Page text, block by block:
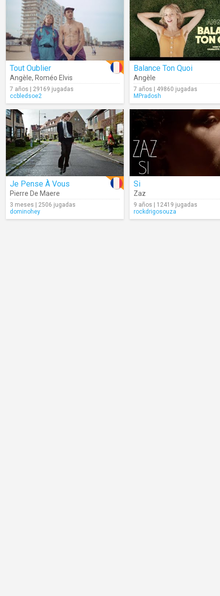
Tout Oublier
Angèle, Roméo Elvis
7 años | 29169 jugadas
ccbledsoe2
Balance Ton Quoi
Angèle
7 años | 49860 jugadas
MPradosh
Je Pense À Vous
Pierre De Maere
3 meses | 2506 jugadas
dominohey
Si
Zaz
9 años | 12419 jugadas
rockdrigosouza